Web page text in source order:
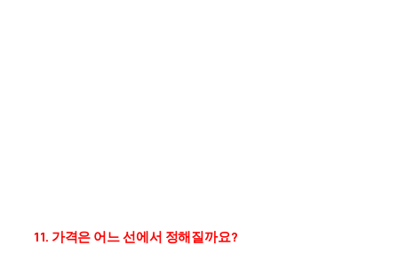
11. 가격은 어느 선에서 정해질까요?